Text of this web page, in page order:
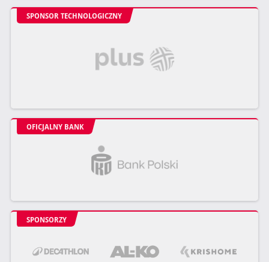
SPONSOR TECHNOLOGICZNY
OFICJALNY BANK
SPONSORZY